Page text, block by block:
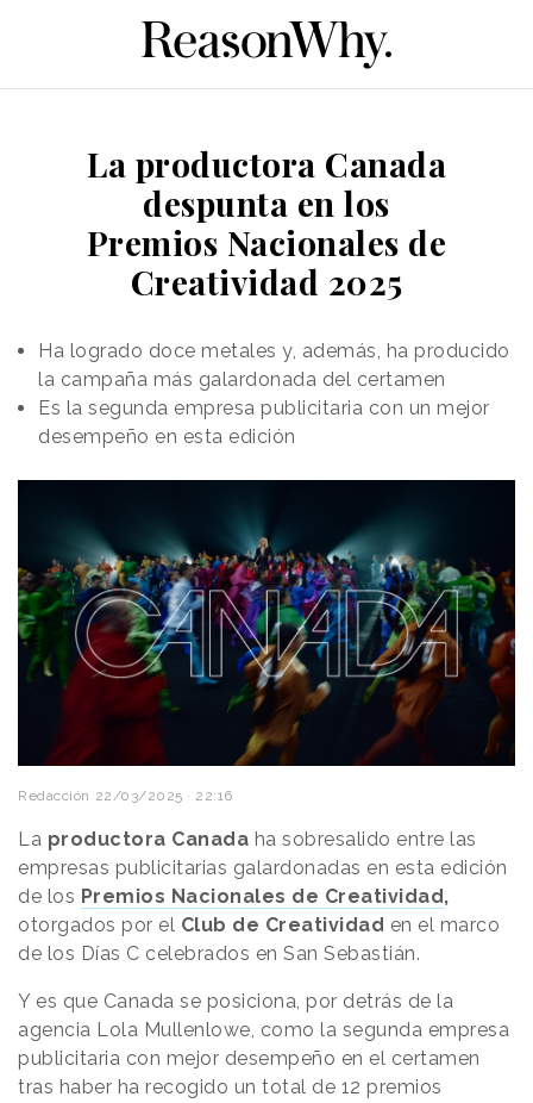
La productora Canada
despunta en los
Premios Nacionales de
Creatividad 2025
Ha logrado doce metales y, además, ha producido
la campaña más galardonada del certamen
Es la segunda empresa publicitaria con un mejor
desempeño en esta edición
Redacción 22/03/2025 · 22:16
La productora Canada ha sobresalido entre las
empresas publicitarias galardonadas en esta edición
de los Premios Nacionales de Creatividad,
otorgados por el Club de Creatividad en el marco
de los Días C celebrados en San Sebastián.
Y es que Canada se posiciona, por detrás de la
agencia Lola Mullenlowe, como la segunda empresa
publicitaria con mejor desempeño en el certamen
tras haber ha recogido un total de 12 premios